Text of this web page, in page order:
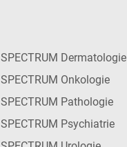
SPECTRUM Dermatologie
SPECTRUM Onkologie
SPECTRUM Pathologie
SPECTRUM Psychiatrie